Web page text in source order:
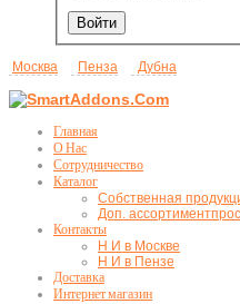
Москва Пенза Дубна
Главная
О Нас
Сотрудничество
Каталог
Собственная
Доп. ассортимент
Контакты
Н И в Москве
Н И в Пензе
Доставка
Интернет магазин